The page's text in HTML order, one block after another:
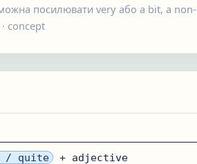
посилювати very або a bit, а
· concept
/ quite + adjective